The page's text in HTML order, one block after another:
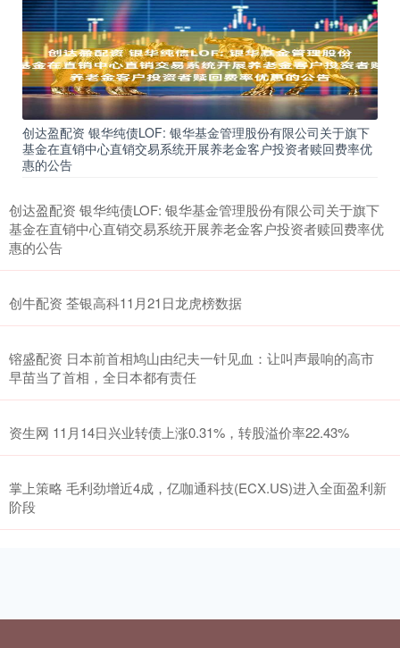
创达盈配资 银华纯债LOF: 银华基金管理股份有限公司关于旗下
基金在直销中心直销交易系统开展养老金客户投资者赎回费率优
惠的公告
创达盈配资 银华纯债LOF: 银华基金管理股份有限公司关于旗下
基金在直销中心直销交易系统开展养老金客户投资者赎回费率优
惠的公告
创牛配资 荃银高科11月21日龙虎榜数据
镕盛配资 日本前首相鸠山由纪夫一针见血：让叫声最响的高市
早苗当了首相，全日本都有责任
资生网 11月14日兴业转债上涨0.31%，转股溢价率22.43%
掌上策略 毛利劲增近4成，亿咖通科技(ECX.US)进入全面盈利新
阶段